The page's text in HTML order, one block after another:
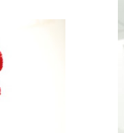
internet o
RECUPERARÁ
LAS
toma un día hábil